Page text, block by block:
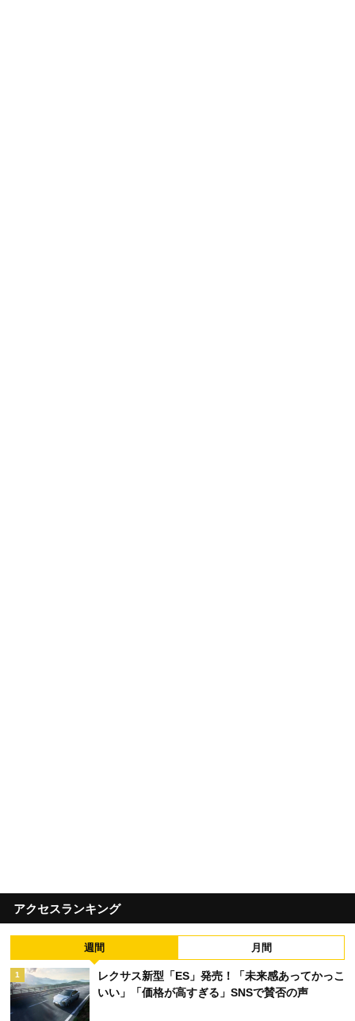
アクセスランキング
週間 月間
1
レクサス新型「ES」発売！「未来感あってかっこ
いい」「価格が高すぎる」SNSで賛否の声